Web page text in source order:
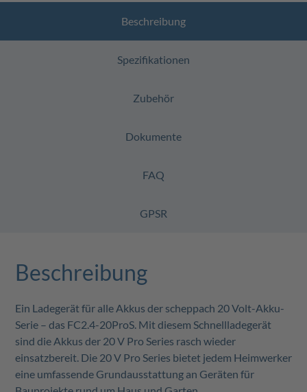
Beschreibung
Spezifikationen
Zubehör
Dokumente
FAQ
GPSR
Beschreibung
Ein Ladegerät für alle Akkus der scheppach 20 Volt-Akku-
Serie – das FC2.4-20ProS. Mit diesem Schnellladegerät
sind die Akkus der 20 V Pro Series rasch wieder
einsatzbereit. Die 20 V Pro Series bietet jedem Heimwerker
eine umfassende Grundausstattung an Geräten für